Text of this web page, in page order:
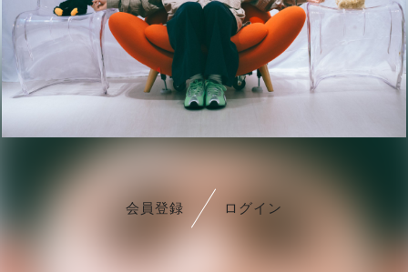
会員登録
会員登録 ログイン